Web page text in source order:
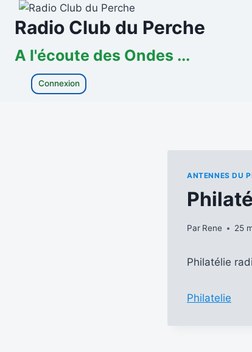
Aller
Radio Club du Perche
A l'écoute des Ondes ...
Connexion
ANTENNES DU
Par Rene 25
Philatélie
Philatelie